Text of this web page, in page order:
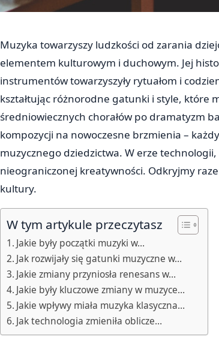
Muzyka towarzyszy ludzkości od zarania
elementem kulturowym i duchowym. Jej
instrumentów towarzyszyły rytuałom i
kształtując różnorodne gatunki i style, które
średniowiecznych chorałów po dramatyzm
kompozycji na nowoczesne brzmienia –
muzycznego dziedzictwa. W erze
nieograniczonej kreatywności. Odkryjmy
kultury.
W tym artykule przeczytasz
Jakie były początki muzyki w…
Jak rozwijały się gatunki muzyczne w…
Jakie zmiany przyniosła renesans w…
Jakie były kluczowe zmiany w muzyce…
Jakie wpływy miała muzyka klasyczna…
Jak technologia zmieniła oblicze…